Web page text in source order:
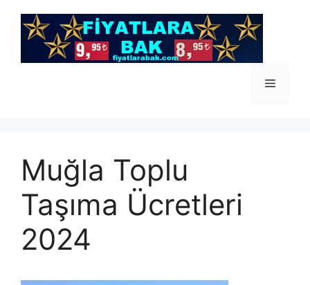
Menü
Muğla Toplu
Taşıma Ücretleri
2024